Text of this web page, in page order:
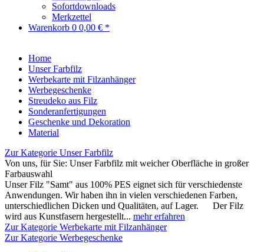
Sofortdownloads
Merkzettel
Warenkorb 0 0,00 € *
Home
Unser Farbfilz
Werbekarte mit Filzanhänger
Werbegeschenke
Streudeko aus Filz
Sonderanfertigungen
Geschenke und Dekoration
Material
Zur Kategorie Unser Farbfilz
Von uns, für Sie: Unser Farbfilz mit weicher Oberfläche in großer
Farbauswahl
Unser Filz "Samt" aus 100% PES eignet sich für verschiedenste
Anwendungen. Wir haben ihn in vielen verschiedenen Farben,
unterschiedlichen Dicken und Qualitäten, auf Lager. Der Filz
wird aus Kunstfasern hergestellt... mehr erfahren
Zur Kategorie Werbekarte mit Filzanhänger
Zur Kategorie Werbegeschenke